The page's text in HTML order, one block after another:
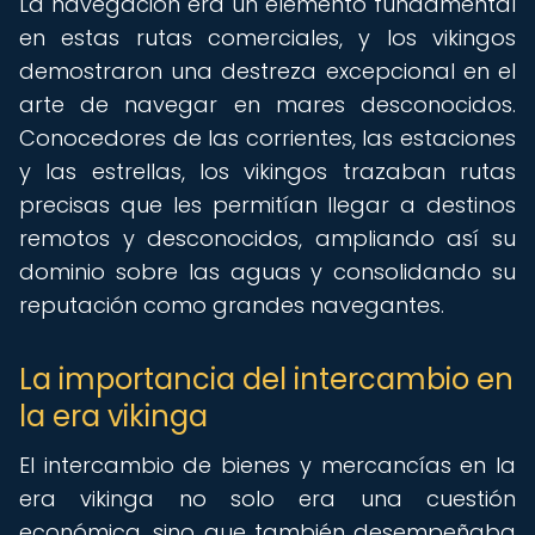
en estas rutas comerciales, y los vikingos
demostraron una destreza excepcional en el
arte de navegar en mares desconocidos.
Conocedores de las corrientes, las estaciones
y las estrellas, los vikingos trazaban rutas
precisas que les permitían llegar a destinos
remotos y desconocidos, ampliando así su
dominio sobre las aguas y consolidando su
reputación como grandes navegantes.
La importancia del intercambio en
la era vikinga
El intercambio de bienes y mercancías en la
era vikinga no solo era una cuestión